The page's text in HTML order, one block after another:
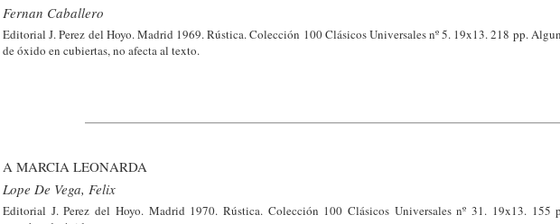
Fernan Caballero
Editorial J. Perez del Hoyo. Madrid 1969. Rústica. Colección 100 Clásicos Universales nº 5. 19x13. 218 pp.
de óxido en cubiertas, no afecta al texto.
A MARCIA LEONARDA
Lope De Vega, Felix
Editorial J. Perez del Hoyo. Madrid 1970. Rústica. Colección 100 Clásicos Universales nº 31. 19x13. 155